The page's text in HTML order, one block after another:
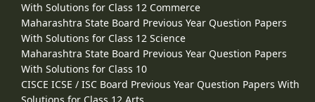
With Solutions for Class 12 Commerce
Maharashtra State Board Previous Year Question Papers
With Solutions for Class 12 Science
Maharashtra State Board Previous Year Question Papers
With Solutions for Class 10
CISCE ICSE / ISC Board Previous Year Question Papers With